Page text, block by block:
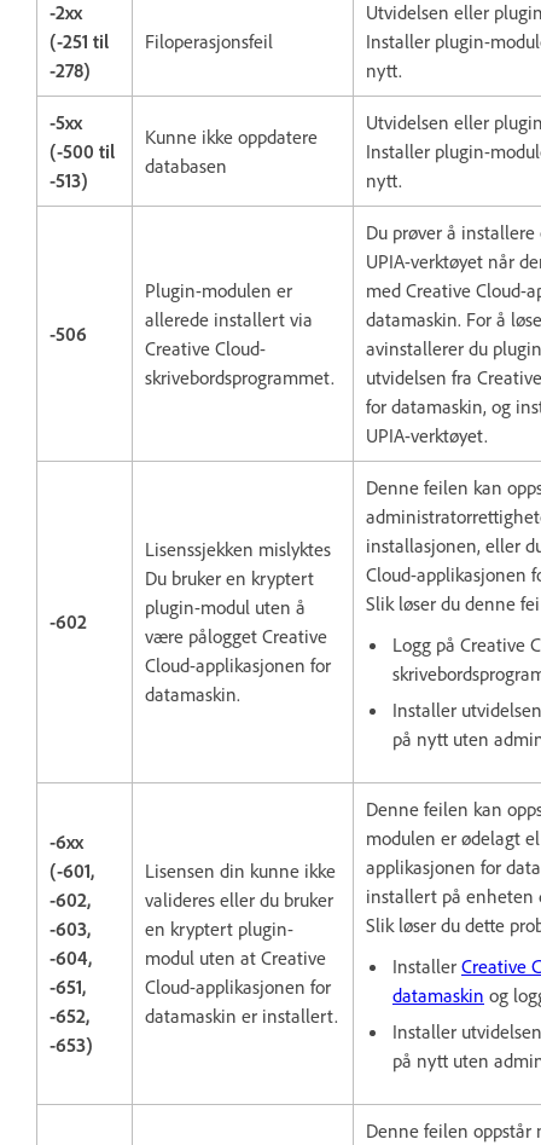
-2xx
(-251 til
-278)
Filoperasjonsfeil
Utvidelsen eller
Installer plugin-
nytt.
-5xx
(-500 til
-513)
Kunne ikke oppdatere
databasen
Utvidelsen eller
Installer plugin-
nytt.
-506
Plugin-modulen er
allerede installert via
Creative Cloud-
skrivebordsprogrammet.
Du prøver å
UPIA-verktøyet når
med Creative Cloud-
datamaskin. For å
avinstallerer du
utvidelsen fra
for datamaskin, og
UPIA-verktøyet.
-602
Lisenssjekken mislyktes
Du bruker en kryptert
plugin-modul uten å
være pålogget Creative
Cloud-applikasjonen for
datamaskin.
Denne feilen kan
installasjonen, eller
Cloud-applikasjonen
Slik løser du denne
Logg på Creative
Installer
på nytt uten
-6xx
(-601,
-602,
-603,
-604,
-651,
-652,
-653)
Lisensen din kunne ikke
valideres eller du bruker
en kryptert plugin-
modul uten at Creative
Cloud-applikasjonen for
datamaskin er installert.
Denne feilen kan
modulen er ødelagt
applikasjonen for
installert på enheten
Slik løser du dette
Installer Creative
datamaskin og
Installer
på nytt uten
Denne feilen oppstår